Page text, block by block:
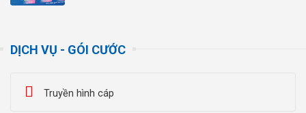
DỊCH VỤ - GÓI CƯỚC
Truyền hình cáp